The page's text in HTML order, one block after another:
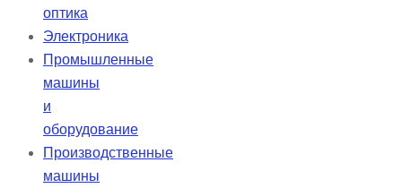
оптика
Электроника
Промышленные
машины
и
оборудование
Производственные
машины